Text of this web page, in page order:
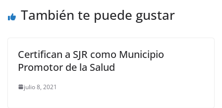
k
También te puede gustar
Certifican a SJR como Municipio
Promotor de la Salud
julio 8, 2021